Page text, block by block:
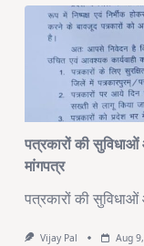
पत्रकारों की
मांगपत्र
पत्रकारों की
Vijay Pal Aug